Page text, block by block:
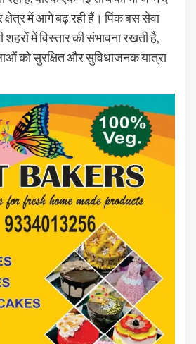
क्षेत्र में आगे बढ़ रही हैं। पिंक बस सेवा
में विस्तार की संभावना रखती है,
को सुरक्षित और सुविधाजनक यात्रा